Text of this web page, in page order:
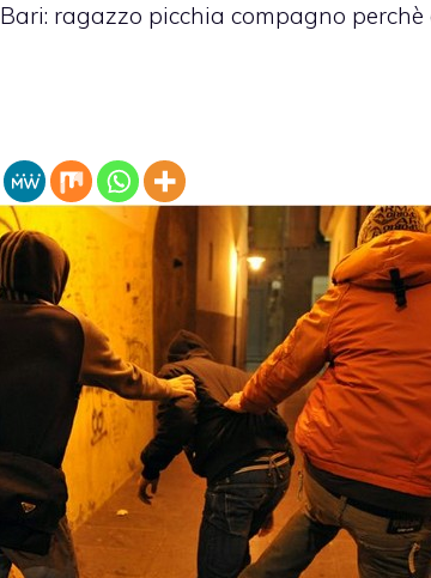
Bari: ragazzo picchia compagno